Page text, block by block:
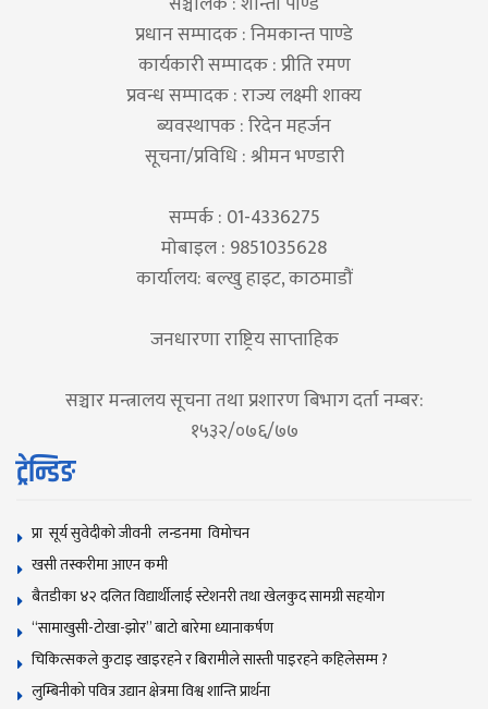
प्रधान सम्पादक : निमकान्त पाण्डे
कार्यकारी सम्पादक : प्रीति रमण
प्रवन्ध सम्पादक : राज्य लक्ष्मी शाक्य
ब्यवस्थापक : रिदेन महर्जन
सूचना/प्रविधि : श्रीमन भण्डारी
सम्पर्क : 01-4336275
मोबाइल : 9851035628
कार्यालय: बल्खु हाइट, काठमाडौं
जनधारणा राष्ट्रिय साप्ताहिक
सञ्चार मन्त्रालय सूचना तथा प्रशारण बिभाग दर्ता नम्बर:
१५३२/०७६/७७
ट्रेन्डिङ
प्रा सूर्य सुवेदीको जीवनी लन्डनमा विमोचन
खसी तस्करीमा आएन कमी
बैतडीका ४२ दलित विद्यार्थीलाई स्टेशनरी तथा खेलकुद सामग्री सहयोग
“सामाखुसी-टोखा-झोर” बाटो बारेमा ध्यानाकर्षण
चिकित्सकले कुटाइ खाइरहने र बिरामीले सास्ती पाइरहने कहिलेसम्म ?
लुम्बिनीको पवित्र उद्यान क्षेत्रमा विश्व शान्ति प्रार्थना